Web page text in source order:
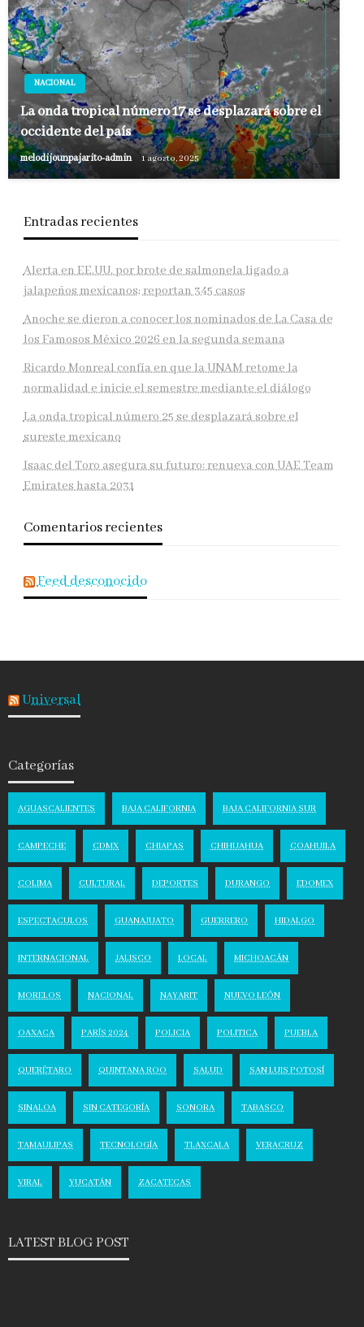
NACIONAL
La onda tropical número 17 se desplazará sobre el
occidente del país
melodijounpajarito-admin 1 agosto, 2025
Entradas recientes
Alerta en EE.UU. por brote de salmonela ligado a
jalapeños mexicanos; reportan 345 casos
Anoche se dieron a conocer los nominados de La Casa de
los Famosos México 2026 en la segunda semana
Ricardo Monreal confía en que la UNAM retome la
normalidad e inicie el semestre mediante el diálogo
La onda tropical número 25 se desplazará sobre el
sureste mexicano
Isaac del Toro asegura su futuro: renueva con UAE Team
Emirates hasta 2031
Comentarios recientes
Feed desconocido
Universal
Categorías
AGUASCALIENTES BAJA CALIFORNIA BAJA CALIFORNIA SUR
CAMPECHE CDMX CHIAPAS CHIHUAHUA COAHUILA
COLIMA CULTURAL DEPORTES DURANGO EDOMEX
ESPECTACULOS GUANAJUATO GUERRERO HIDALGO
INTERNACIONAL JALISCO LOCAL MICHOACÁN
MORELOS NACIONAL NAYARIT NUEVO LEÓN
OAXACA PARÍS 2024 POLICIA POLITICA PUEBLA
QUERÉTARO QUINTANA ROO SALUD SAN LUIS POTOSÍ
SINALOA SIN CATEGORÍA SONORA TABASCO
TAMAULIPAS TECNOLOGÍA TLAXCALA VERACRUZ
VIRAL YUCATÁN ZACATECAS
LATEST BLOG POST